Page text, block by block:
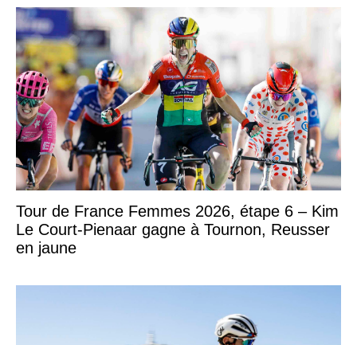
Tour de France Femmes 2026, étape 6 – Kim
Le Court-Pienaar gagne à Tournon, Reusser
en jaune